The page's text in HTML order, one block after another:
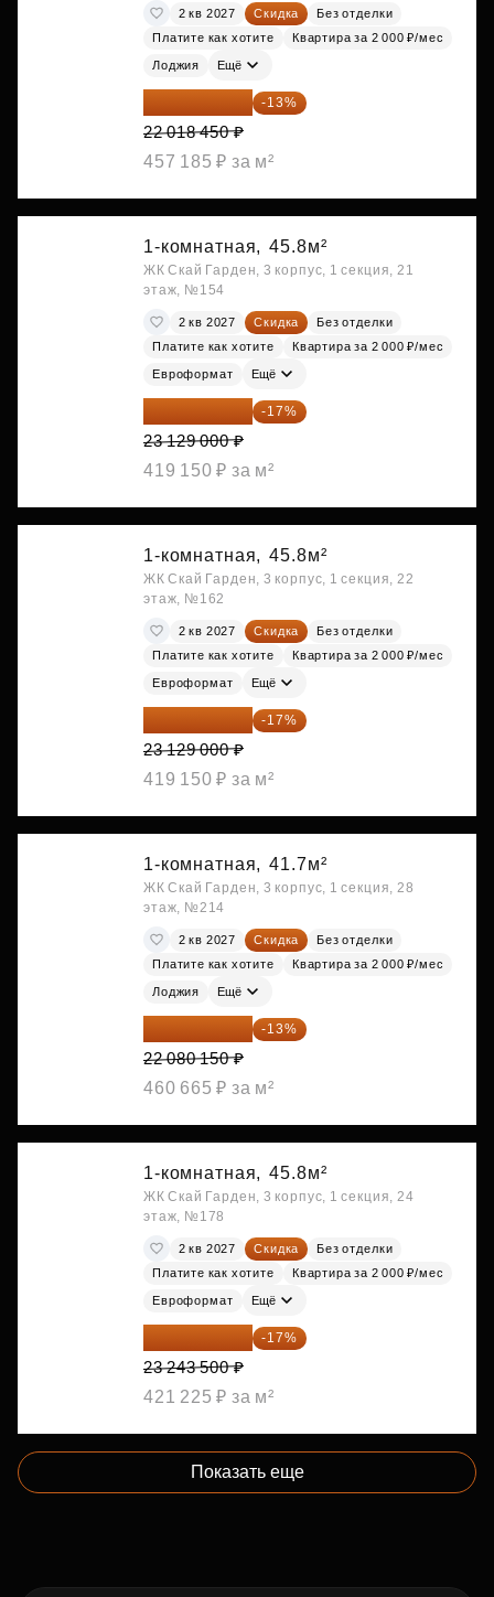
2 кв 2027 Скидка
Без отделки
Платите как хотите
Квартира за 2 000 ₽/мес
Лоджия Ещё
19 156 052 ₽ -13%
22 018 450 ₽
457 185 ₽ за м²
1-комнатная, 45.8м²
ЖК Скай Гарден, 3 корпус, 1 секция, 21
этаж, №154
2 кв 2027 Скидка
Без отделки
Платите как хотите
Квартира за 2 000 ₽/мес
Евроформат Ещё
19 197 070 ₽ -17%
23 129 000 ₽
419 150 ₽ за м²
1-комнатная, 45.8м²
ЖК Скай Гарден, 3 корпус, 1 секция, 22
этаж, №162
2 кв 2027 Скидка
Без отделки
Платите как хотите
Квартира за 2 000 ₽/мес
Евроформат Ещё
19 197 070 ₽ -17%
23 129 000 ₽
419 150 ₽ за м²
1-комнатная, 41.7м²
ЖК Скай Гарден, 3 корпус, 1 секция, 28
этаж, №214
2 кв 2027 Скидка
Без отделки
Платите как хотите
Квартира за 2 000 ₽/мес
Лоджия Ещё
19 209 731 ₽ -13%
22 080 150 ₽
460 665 ₽ за м²
1-комнатная, 45.8м²
ЖК Скай Гарден, 3 корпус, 1 секция, 24
этаж, №178
2 кв 2027 Скидка
Без отделки
Платите как хотите
Квартира за 2 000 ₽/мес
Евроформат Ещё
19 292 105 ₽ -17%
23 243 500 ₽
421 225 ₽ за м²
Показать еще